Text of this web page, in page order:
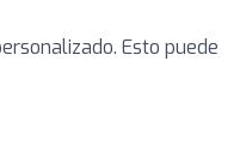
Esto puede